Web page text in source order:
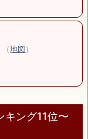
（地図）
キング11位〜